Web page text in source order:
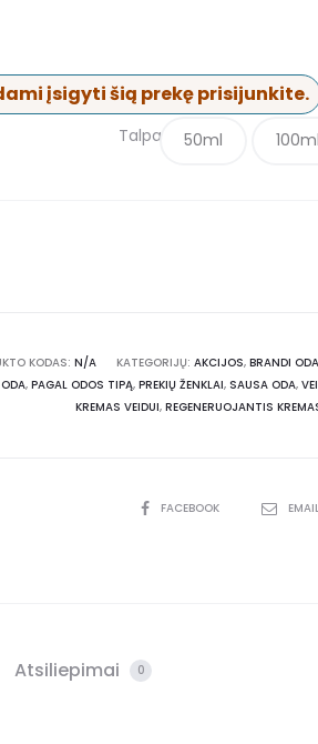
įsigyti šią prekę prisijunkite.
Talpa 50ml 100ml
KODAS: N/A KATEGORIJŲ: AKCIJOS, BRANDI ODA
, PAGAL ODOS TIPĄ, PREKIŲ ŽENKLAI, SAUSA ODA,
KREMAS VEIDUI, REGENERUOJANTIS
FACEBOOK
Atsiliepimai 0